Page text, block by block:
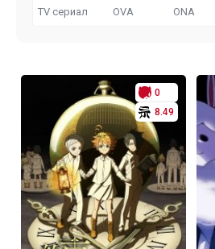
TV сериал OVA ONA
0
8.49